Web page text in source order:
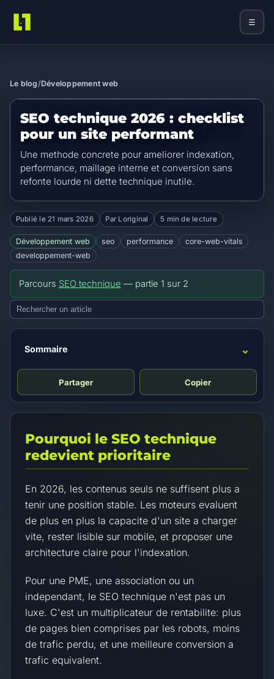
Loriginal ☰
Le blog /Développement web
SEO technique 2026 : checklist
pour un site performant
Une methode concrete pour ameliorer indexation,
performance, maillage interne et conversion sans
refonte lourde ni dette technique inutile.
Publié le 21 mars 2026 Par Loriginal 5 min de lecture
Développement web seo performance
core-web-vitals
developpement-web
Parcours SEO technique — partie 1 sur 2
Pourquoi le SEO technique
redevient prioritaire
En 2026, les contenus seuls ne suffisent plus a
tenir une position stable. Les moteurs evaluent
de plus en plus la capacite d'un site a charger
vite, rester lisible sur mobile, et proposer une
architecture claire pour l'indexation.
Pour une PME, une association ou un
independant, le SEO technique n'est pas un
luxe. C'est un multiplicateur de rentabilite: plus
de pages bien comprises par les robots, moins
de trafic perdu, et une meilleure conversion a
trafic equivalent.
Sommaire ⌄
Partager Copier